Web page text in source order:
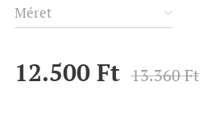
Méret
12.500 Ft 13.360Ft